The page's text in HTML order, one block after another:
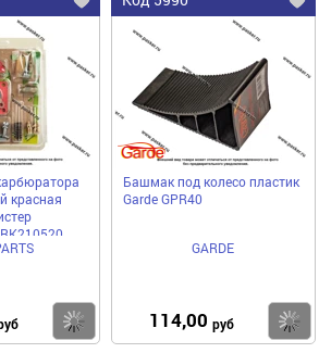
красная
Купить
Башмак под колесо пластик
Garde GPR40
GARDE
114,00 руб